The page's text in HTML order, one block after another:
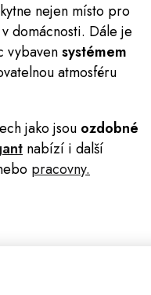
nejen místo pro
domácnosti. Dále je
vybavensystémem
atmosféru
jako jsou ozdobné
nabízí i další
pracovny.